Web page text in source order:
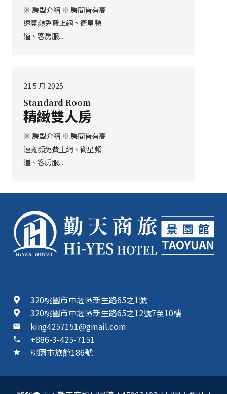
※ 房型介紹 ※ 房間皆有高
速寬頻免費上網、衛星頻
道、客房服...
21 5 月 2025
Standard Room
精緻雙人房
※ 房型介紹 ※ 房間皆有高
速寬頻免費上網、衛星頻
道、客房服...
320桃園市中壢區新生路65之1號
320桃園市中壢區新生路65之12號7至10樓
mail king4257151@gmail.com
phone +886-3-425-7151
star 桃園市旅館186號